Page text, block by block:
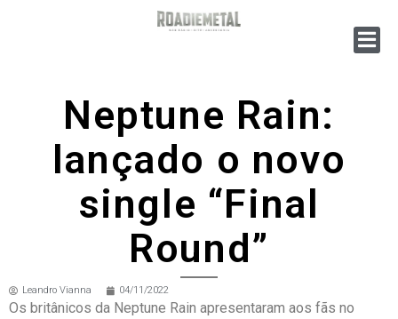
Neptune Rain:
lançado o novo
single “Final
Round”
Leandro Vianna 04/11/2022
Os britânicos da Neptune Rain apresentaram aos fãs no